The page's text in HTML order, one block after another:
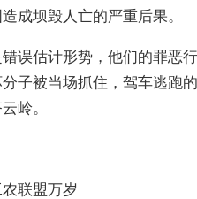
成坝毁人亡的严重后果。
估计形势，他们的罪恶
子被当场抓住，驾车逃跑
岭。
联盟万岁